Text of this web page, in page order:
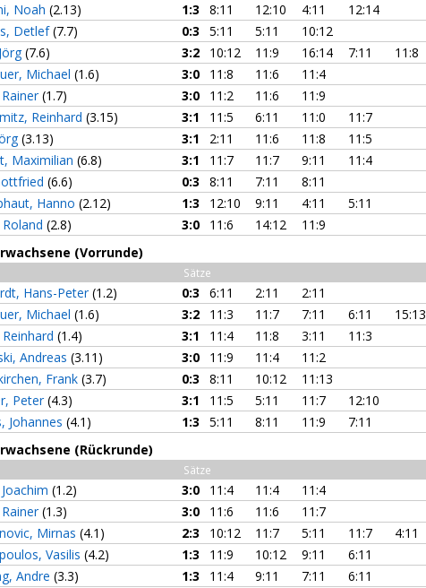
Noah (2.13) 1:3 8:11 12:10 4:11
12:14
Detlef(7.7) 0:3 5:11 5:11 10:12
(7.6) 3:2 10:12 11:9 16:14 7:11
11:8
Michael (1.6) 3:0 11:8 11:6 11:4
(1.7) 3:0 11:2 11:6
11:9
Reinhard (3.15) 3:1 11:5 6:11 11:0 11:7
(3.13) 3:1 2:11 11:6 11:8
11:5
Maximilian (6.8) 3:1 11:7 11:7 9:11 11:4
(6.6) 0:3 8:11 7:11
8:11
Hanno (2.12) 1:3 12:10 9:11 4:11 5:11
(2.8) 3:0 11:6 14:12
11:9
(Vorrunde)
Sätze
Hans-Peter (1.2) 0:3 6:11 2:11 2:11
Michael (1.6) 3:2 11:3 11:7 7:11 6:11
15:13
(1.4) 3:1 11:4 11:8 3:11
11:3
Andreas (3.11) 3:0 11:9 11:4 11:2
Frank (3.7) 0:3 8:11 10:12
11:13
Peter (4.3) 3:1 11:5 5:11 11:7 12:10
Johannes (4.1) 1:3 5:11 8:11 11:9
7:11
(Rückrunde)
Sätze
(1.2) 3:0 11:4 11:4 11:4
(1.3) 3:0 11:6 11:6
11:7
Mirnas (4.1) 2:3 10:12 11:7 5:11 11:7 4:11
Vasilis (4.2) 1:3 11:9 10:12 9:11
6:11
Andre (3.3) 1:3 11:4 9:11 7:11 6:11